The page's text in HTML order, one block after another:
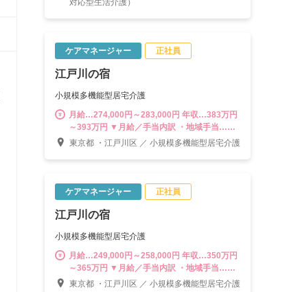
設長をはじめ、3～5拠点を管轄する「マネジ
ャー職」やスタッフの教育・育成に携われる
「スーパーバイザー」などキャリアは多彩。
す。
対応型生活介護）
ケアマネージャー 正社員
江戸川の宿
小規模多機能型居宅介護
月給…274,000円～283,000円 年収…383万円
～393万円 ▼月給／手当内訳 ・地域手当…
30,000円 ・資格手当…21,000円 ・職責手当…
単位） ---------------------------------------- 計画作成
担当者として末永く活躍する道はもちろん、
将来的には副施設長、施設長をはじめ、3～5
の教育・育成に携われる「スーパーバイザ
ー」などキャリアは多彩。様々なポジション
に挑戦できる環境が魅力です。
東京都 ・江戸川区 ／ 小規模多機能型居宅介護
ケアマネージャー 正社員
江戸川の宿
小規模多機能型居宅介護
月給…249,000円～258,000円 年収…350万円
～365万円 ▼月給／手当内訳 ・地域手当…
30,000円 ・資格手当…21,000円 ・職責手当…
東京都 ・江戸川区 ／ 小規模多機能型居宅介護